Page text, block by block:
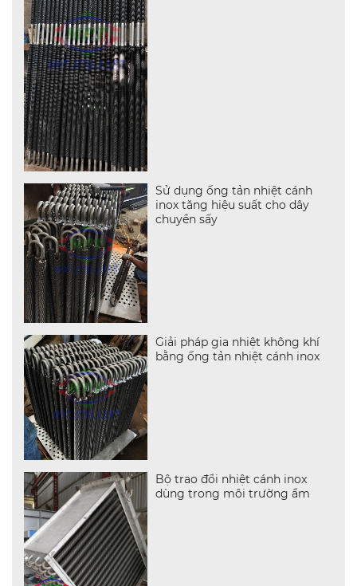
Sử dụng ống tản nhiệt cánh
inox tăng hiệu suất cho dây
chuyền sấy
Giải pháp gia nhiệt không khí
bằng ống tản nhiệt cánh inox
Bộ trao đổi nhiệt cánh inox
dùng trong môi trường ẩm